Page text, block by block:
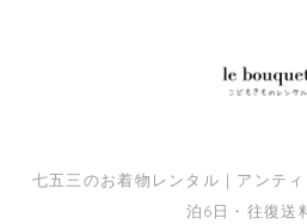
七五三のお着物レンタル｜アンテ
泊6日・往復送